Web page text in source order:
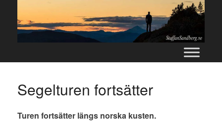
content
Segelturen fortsätter
Turen fortsätter längs norska kusten.